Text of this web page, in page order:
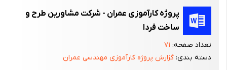
آبهای سطحی ، فرق می کند ابعاد پی کنی به ابعاد پی و عمق پی کنی به
ارتفاع پی و شرایط اقلیمی بستگی دارد . به هر حال در هر نوع آب و
هوایی عمق پی کنی نباید از 50 سانتی متر کمتر شود .
پی سازی و هدف آن :
پروژه کارآموزی عمران - شرکت مشاورین طرح و
ساخت فردا
تعداد صفحه: ۷۱
دسته بندی: گزارش پروژه کارآموزی مهندسی عمران